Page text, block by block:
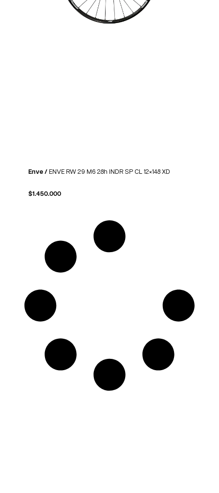
Enve / ENVE RW 29 M6 28h INDR SP CL 12×148 XD
$1.450.000